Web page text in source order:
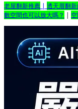
老屋翻新推薦 | 透天厝翻
數空間也可以放大嗎？ |